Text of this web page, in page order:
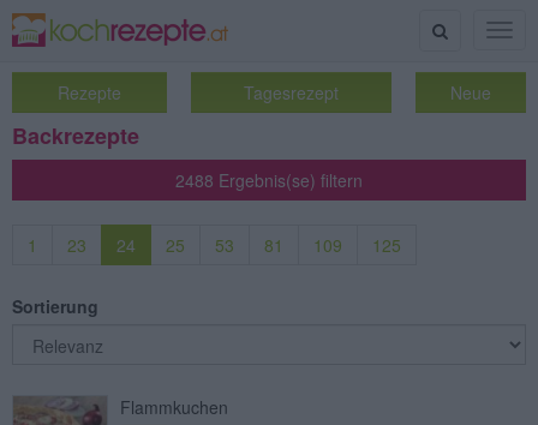
Suche
Rezepte Tagesrezept Neue
Backrezepte
2488 Ergebnis(se) filtern
1 23 24 25 53 81 109 125
Sortierung
Flammkuchen